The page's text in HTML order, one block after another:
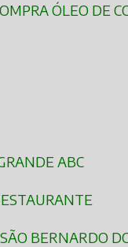
ÓLEO DE
ABC
BERNARDO